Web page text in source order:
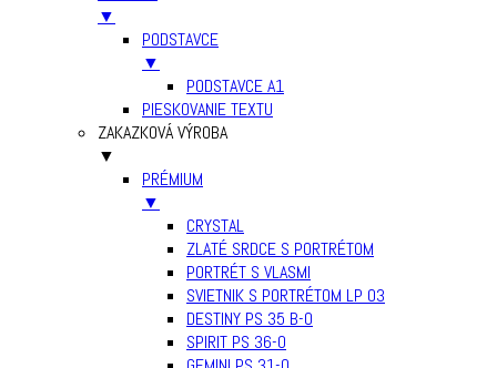
▼
PODSTAVCE
▼
PODSTAVCE A1
PIESKOVANIE TEXTU
ZAKAZKOVÁ VÝROBA
▼
PRÉMIUM
▼
CRYSTAL
ZLATÉ SRDCE S PORTRÉTOM
PORTRÉT S VLASMI
SVIETNIK S PORTRÉTOM LP 03
DESTINY PS 35 B-0
SPIRIT PS 36-0